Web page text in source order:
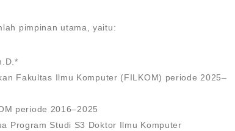
pimpinan utama, yaitu:
Fakultas Ilmu Komputer (FILKOM) periode 2025–
periode 2016–2025
Program Studi S3 Doktor Ilmu Komputer